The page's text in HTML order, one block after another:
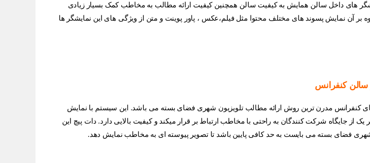
به کیفیت سالن همچنین کیفیت ارائه مطالب به مخاطب کمک بسیار زیادی
مختلف محتوا مثل فیلم،عکس ، پاور پوینت و متن از ویژگی های این نمایشگر ها
روش ارائه مطالب تلویزیون شهری فضای بسته می باشد. این سیستم با نمایش
به راحتی با مخاطب ارتباط بر قرار میکند و کیفیت بالایی دارد. دات پیچ این
به حد کافی پایین باشد تا تصویر پیوسته ای به مخاطب نمایش دهد.